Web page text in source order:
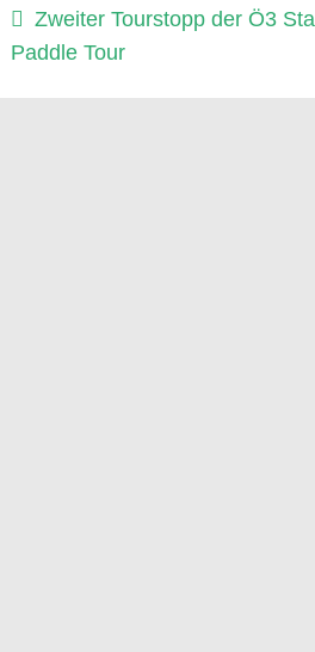
Beitragsnavigation
Vorheriger
Beitrag:
Zweiter Tourstopp der Ö3
Paddle Tour